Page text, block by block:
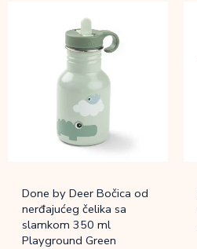
Done by Deer Bočica od
nerđajućeg čelika sa
slamkom 350 ml
Playground Green